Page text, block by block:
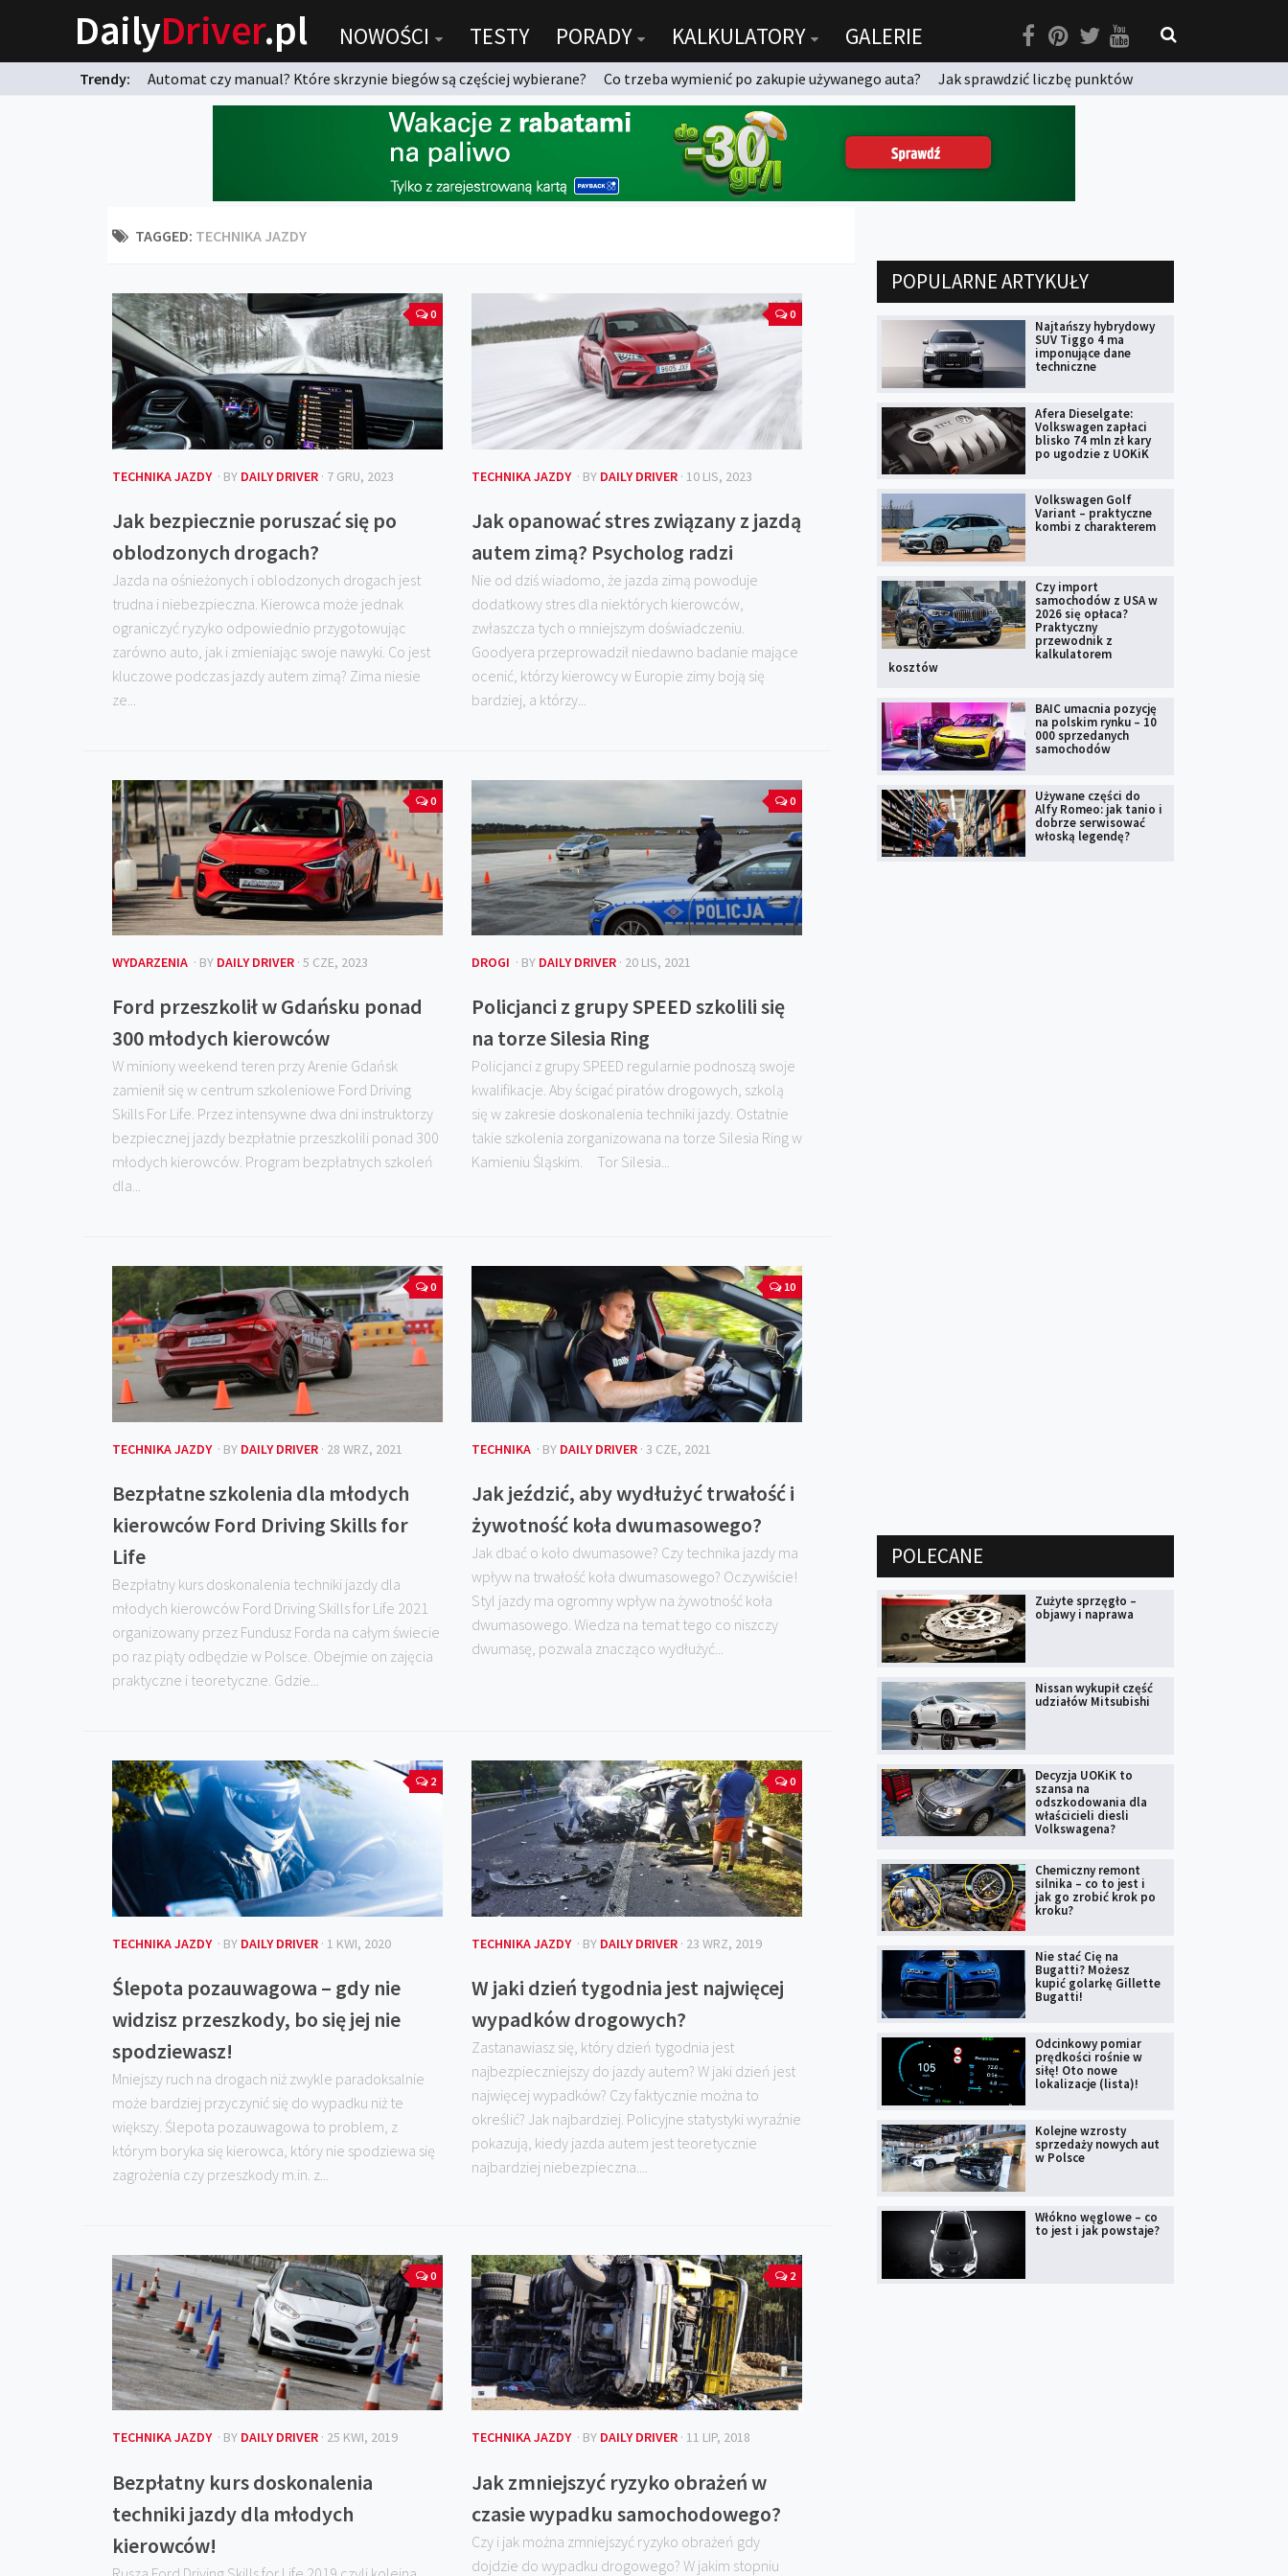
DailyDriver.pl NOWOŚCI TESTY PORADY KALKULATORY GALERIE
Trendy: Automat czy manual? Które skrzynie biegów są częściej wybierane? Co trzeba wymienić po zakupie używanego auta?
Jak sprawdzić liczbę punktów
TAGGED: TECHNIKA JAZDY
0
TECHNIKA JAZDY · BY DAILY DRIVER · 7 GRU, 2023
Jak bezpiecznie poruszać się po
oblodzonych drogach?
Jazda na ośnieżonych i oblodzonych drogach jest
trudna i niebezpieczna. Kierowca może jednak
ograniczyć ryzyko odpowiednio przygotowując
zarówno auto, jak i zmieniając swoje nawyki. Co jest
kluczowe podczas jazdy autem zimą? Zima niesie
ze...
0
TECHNIKA JAZDY · BY DAILY DRIVER · 10 LIS, 2023
Jak opanować stres związany z jazdą
autem zimą? Psycholog radzi
Nie od dziś wiadomo, że jazda zimą powoduje
dodatkowy stres dla niektórych kierowców,
zwłaszcza tych o mniejszym doświadczeniu.
Goodyera przeprowadził niedawno badanie mające
ocenić, którzy kierowcy w Europie zimy boją się
bardziej, a którzy...
0
WYDARZENIA · BY DAILY DRIVER · 5 CZE, 2023
Ford przeszkolił w Gdańsku ponad
300 młodych kierowców
W miniony weekend teren przy Arenie Gdańsk
zamienił się w centrum szkoleniowe Ford Driving
Skills For Life. Przez intensywne dwa dni instruktorzy
bezpiecznej jazdy bezpłatnie przeszkolili ponad 300
młodych kierowców. Program bezpłatnych szkoleń
dla...
0
DROGI · BY DAILY DRIVER · 20 LIS, 2021
Policjanci z grupy SPEED szkolili się
na torze Silesia Ring
Policjanci z grupy SPEED regularnie podnoszą swoje
kwalifikacje. Aby ścigać piratów drogowych, szkolą
się w zakresie doskonalenia techniki jazdy. Ostatnie
takie szkolenia zorganizowana na torze Silesia Ring w
Kamieniu Śląskim. Tor Silesia...
0
TECHNIKA JAZDY · BY DAILY DRIVER · 28 WRZ, 2021
Bezpłatne szkolenia dla młodych
kierowców Ford Driving Skills for
Life
Bezpłatny kurs doskonalenia techniki jazdy dla
młodych kierowców Ford Driving Skills for Life 2021
organizowany przez Fundusz Forda na całym świecie
po raz piąty odbędzie w Polsce. Obejmie on zajęcia
praktyczne i teoretyczne. Gdzie...
10
TECHNIKA · BY DAILY DRIVER · 3 CZE, 2021
Jak jeździć, aby wydłużyć trwałość i
żywotność koła dwumasowego?
Jak dbać o koło dwumasowe? Czy technika jazdy ma
wpływ na trwałość koła dwumasowego? Oczywiście!
Styl jazdy ma ogromny wpływ na żywotność koła
dwumasowego. Wiedza na temat tego co niszczy
dwumasę, pozwala znacząco wydłużyć...
2
TECHNIKA JAZDY · BY DAILY DRIVER · 1 KWI, 2020
Ślepota pozauwagowa – gdy nie
widzisz przeszkody, bo się jej nie
spodziewasz!
Mniejszy ruch na drogach niż zwykle paradoksalnie
może bardziej przyczynić się do wypadku niż te
większy. Ślepota pozauwagowa to problem, z
którym boryka się kierowca, który nie spodziewa się
zagrożenia czy przeszkody m.in. z...
0
TECHNIKA JAZDY · BY DAILY DRIVER · 23 WRZ, 2019
W jaki dzień tygodnia jest najwięcej
wypadków drogowych?
Zastanawiasz się, który dzień tygodnia jest
najbezpieczniejszy do jazdy autem? W jaki dzień jest
najwięcej wypadków? Czy faktycznie można to
określić? Jak najbardziej. Policyjne statystyki wyraźnie
pokazują, kiedy jazda autem jest teoretycznie
najbardziej niebezpieczna....
0
TECHNIKA JAZDY · BY DAILY DRIVER · 25 KWI, 2019
Bezpłatny kurs doskonalenia
techniki jazdy dla młodych
kierowców!
2
TECHNIKA JAZDY · BY DAILY DRIVER · 11 LIP, 2018
Jak zmniejszyć ryzyko obrażeń w
czasie wypadku samochodowego?
Czy i jak można zmniejszyć ryzyko obrażeń gdy
dojdzie do wypadku drogowego? W jakim stopniu
POPULARNE ARTYKUŁY
Najtańszy hybrydowy
SUV Tiggo 4 ma
imponujące dane
techniczne
Afera Dieselgate:
Volkswagen zapłaci
blisko 74 mln zł kary
po ugodzie z UOKiK
Volkswagen Golf
Variant – praktyczne
kombi z charakterem
Czy import
samochodów z USA w
2026 się opłaca?
Praktyczny
przewodnik z
kalkulatorem
kosztów
BAIC umacnia pozycję
na polskim rynku – 10
000 sprzedanych
samochodów
Używane części do
Alfy Romeo: jak tanio i
dobrze serwisować
włoską legendę?
POLECANE
Zużyte sprzęgło –
objawy i naprawa
Nissan wykupił część
udziałów Mitsubishi
Decyzja UOKiK to
szansa na
odszkodowania dla
właścicieli diesli
Volkswagena?
Chemiczny remont
silnika – co to jest i
jak go zrobić krok po
kroku?
Nie stać Cię na
Bugatti? Możesz
kupić golarkę Gillette
Bugatti!
Odcinkowy pomiar
prędkości rośnie w
siłę! Oto nowe
lokalizacje (lista)!
Kolejne wzrosty
sprzedaży nowych aut
w Polsce
Włókno węglowe – co
to jest i jak powstaje?